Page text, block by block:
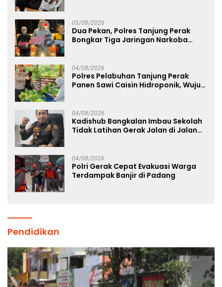
05/08/2026
Dua Pekan, Polres Tanjung Perak
Bongkar Tiga Jaringan Narkoba
04/08/2026
Polres Pelabuhan Tanjung Perak
Panen Sawi Caisin Hidroponik, Wujud
04/08/2026
Kadishub Bangkalan Imbau Sekolah
Tidak Latihan Gerak Jalan di Jalan
04/08/2026
Polri Gerak Cepat Evakuasi Warga
Terdampak Banjir di Padang
Pendidikan